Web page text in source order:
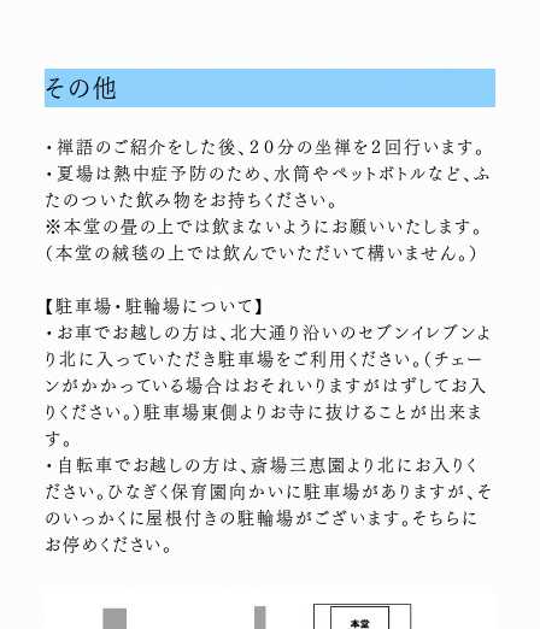
その他
・禅語のご紹介をした後、２０分の坐禅を２回行います。
・夏場は熱中症予防のため、水筒やペットボトルなど、ふ
たのついた飲み物をお持ちください。
※本堂の畳の上では飲まないようにお願いいたします。
（本堂の絨毯の上では飲んでいただいて構いません。）
【駐車場・駐輪場について】
・お車でお越しの方は、北大通り沿いのセブンイレブンよ
り北に入っていただき駐車場をご利用ください。（チェー
ンがかかっている場合はおそれいりますがはずしてお入
りください。）駐車場東側よりお寺に抜けることが出来ま
す。
・自転車でお越しの方は、斎場三恵園より北にお入りく
ださい。ひなぎく保育園向かいに駐車場がありますが、そ
のいっかくに屋根付きの駐輪場がございます。そちらに
お停めください。